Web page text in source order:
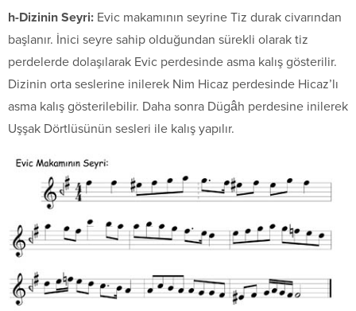
h-Dizinin Seyri: Evic makamının seyrine Tiz durak civarından
başlanır. İnici seyre sahip olduğundan sürekli olarak tiz
perdelerde dolaşılarak Evic perdesinde asma kalış gösterilir.
Dizinin orta seslerine inilerek Nim Hicaz perdesinde Hicaz’lı
asma kalış gösterilebilir. Daha sonra Dügâh perdesine inilerek
Uşşak Dörtlüsünün sesleri ile kalış yapılır.